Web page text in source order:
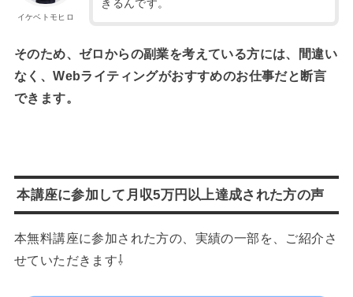
イケベトモヒロ
きるんです。
そのため、ゼロからの副業を考えている方には、間違い
なく、Webライティングがおすすめのお仕事だと断言
できます。
本講座に参加して月収5万円以上達成された方の声
本無料講座に参加された方の、実績の一部を、ご紹介さ
せていただきます⇩